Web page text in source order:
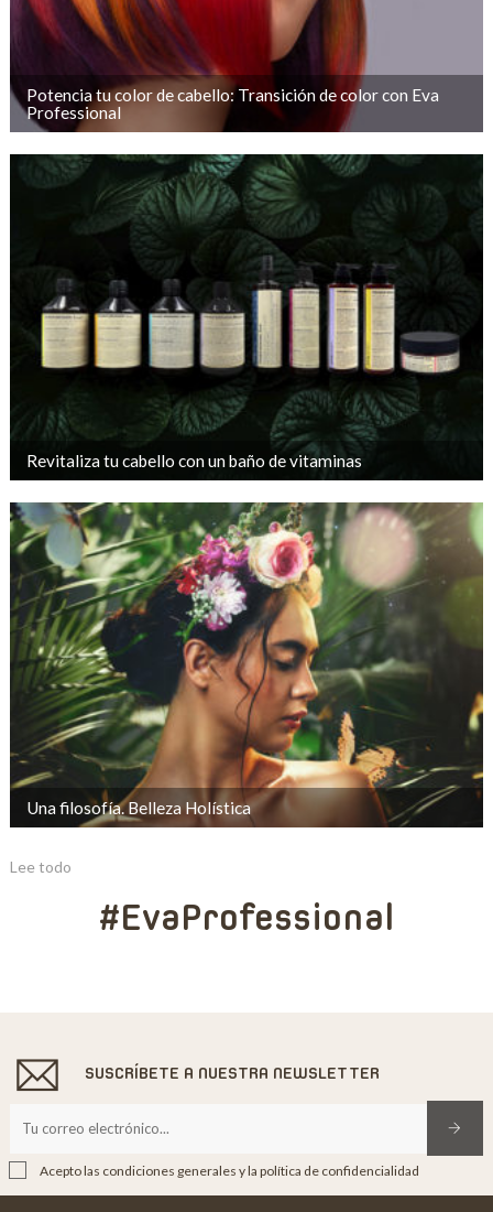
Potencia tu color de cabello: Transición de color con Eva
Professional
Revitaliza tu cabello con un baño de vitaminas
Una filosofía. Belleza Holística
Lee todo
#EvaProfessional
SUSCRÍBETE A NUESTRA NEWSLETTER
Acepto las condiciones generales y la política de confidencialidad